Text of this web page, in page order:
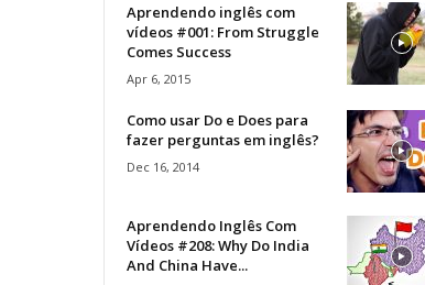
Aprendendo inglês com
vídeos #001: From Struggle
Comes Success
Apr 6, 2015
Como usar Do e Does para
fazer perguntas em inglês?
Dec 16, 2014
Aprendendo Inglês Com
Vídeos #208: Why Do India
And China Have...